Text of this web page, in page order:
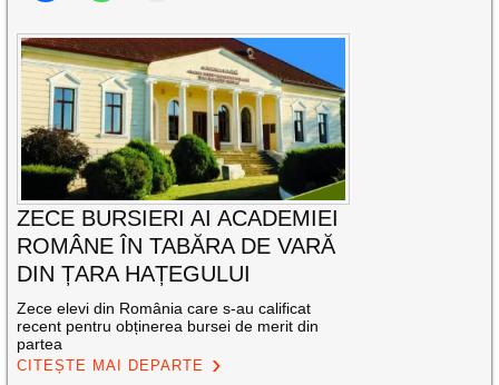
ZECE BURSIERI AI ACADEMIEI
ROMÂNE ÎN TABĂRA DE VARĂ
DIN ȚARA HAȚEGULUI
Zece elevi din România care s-au calificat
recent pentru obținerea bursei de merit din
partea
CITEȘTE MAI DEPARTE